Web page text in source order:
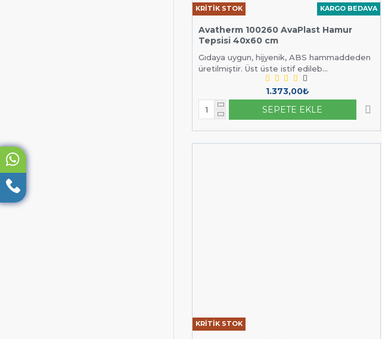
KARGO BEDAVA
KRİTİK STOK
Avatherm 100260 AvaPlast Hamur
Tepsisi 40x60 cm
Gıdaya uygun, hijyenik, ABS hammaddeden
üretilmiştir. Üst üste istif edileb...
1.373,00₺
SEPETE EKLE
KRİTİK STOK